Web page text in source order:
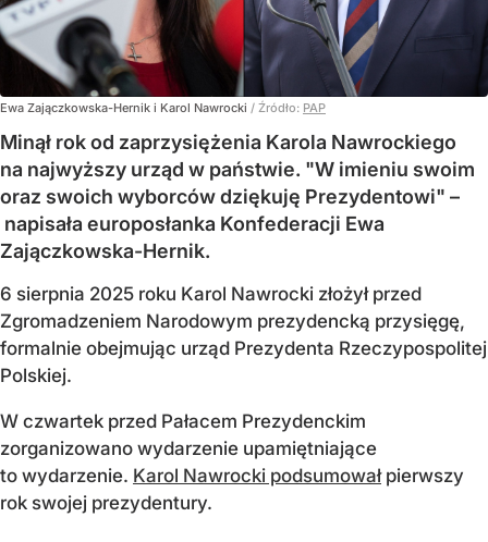
Ewa Zajączkowska-Hernik i Karol Nawrocki / Źródło: PAP
Minął rok od zaprzysiężenia Karola Nawrockiego
na najwyższy urząd w państwie. "W imieniu swoim
oraz swoich wyborców dziękuję Prezydentowi" –
napisała europosłanka Konfederacji Ewa
Zajączkowska-Hernik.
6 sierpnia 2025 roku Karol Nawrocki złożył przed
Zgromadzeniem Narodowym prezydencką przysięgę,
formalnie obejmując urząd Prezydenta Rzeczypospolitej
Polskiej.
W czwartek przed Pałacem Prezydenckim
zorganizowano wydarzenie upamiętniające
to wydarzenie. Karol Nawrocki podsumowałpierwszy
rok swojej prezydentury.